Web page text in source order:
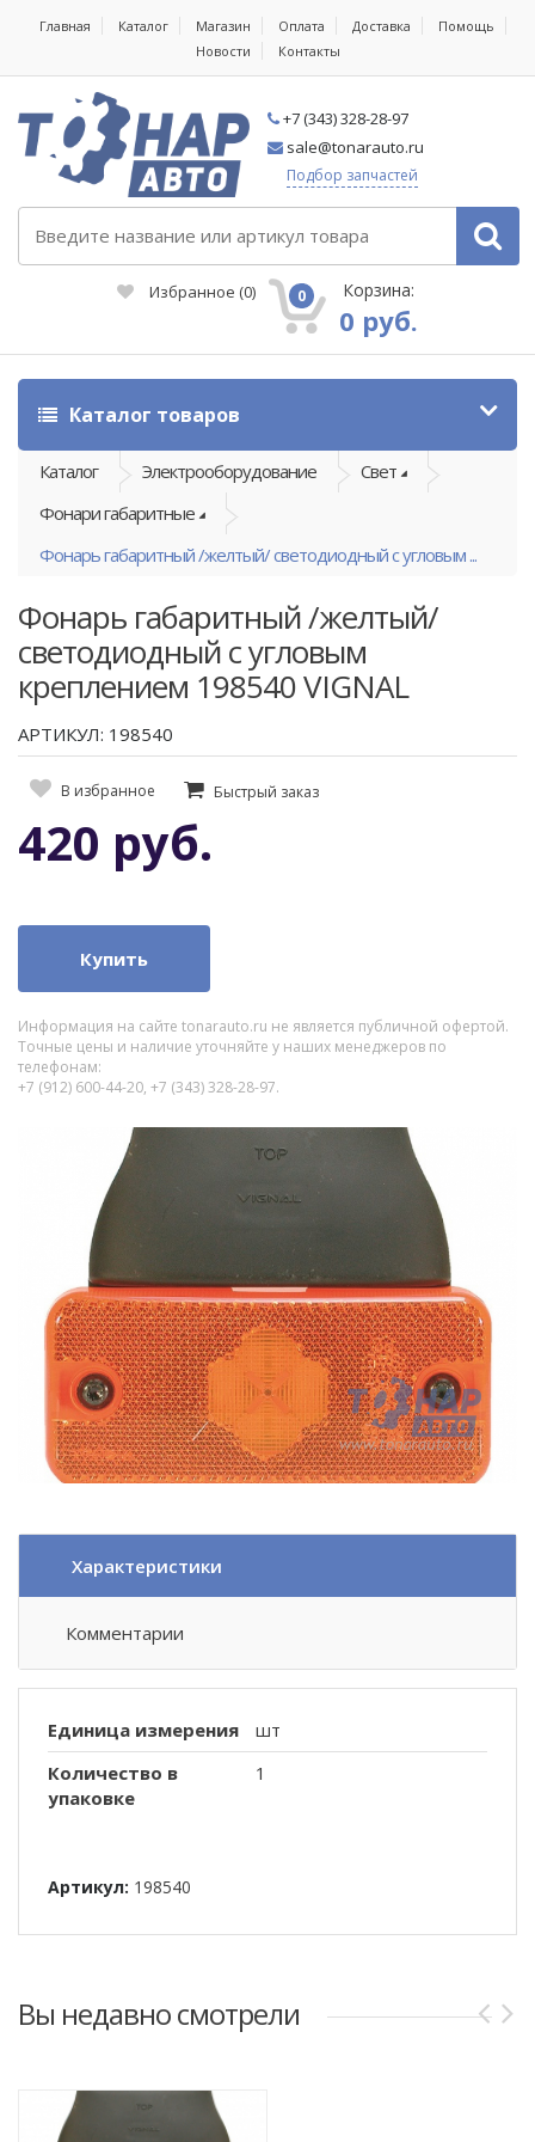
Главная Каталог Магазин Оплата Доставка
Помощь
Новости
Контакты
+7 (343) 328-28-97
sale@tonarauto.ru
Подбор запчастей
Избранное (0) 0 Корзина:
0 руб.
Каталог товаров
Каталог Электрооборудование
Свет
Фонари габаритные
Фонарь габаритный /желтый/ светодиодный с угловым ...
Фонарь габаритный /желтый/
светодиодный с угловым
креплением 198540 VIGNAL
АРТИКУЛ: 198540
В избранное Быстрый заказ
420 руб.
Купить
Информация на сайте tonarauto.ru не является публичной офертой.
Точные цены и наличие уточняйте у наших менеджеров по
телефонам:
+7 (912) 600-44-20, +7 (343) 328-28-97.
Характеристики
Комментарии
Единица измерения
шт
Количество в
упаковке
1
Артикул: 198540
Вы недавно смотрели